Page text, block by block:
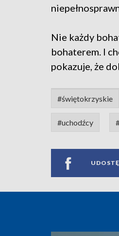
Nie każdy
bohaterem. I
pokazuje, że
#świętokrzyskie
#uchodźcy